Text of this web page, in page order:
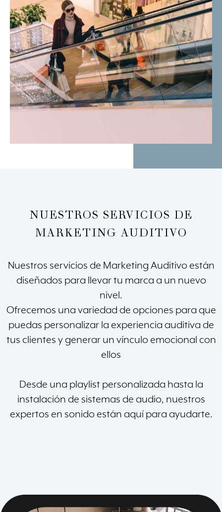
NUESTROS SERVICIOS DE
MARKETING AUDITIVO
Nuestros servicios de Marketing Auditivo están
diseñados para llevar tu marca a un nuevo
nivel.
Ofrecemos una variedad de opciones para que
puedas personalizar la experiencia auditiva de
tus clientes y generar un vínculo emocional con
ellos
Desde una playlist personalizada hasta la
instalación de sistemas de audio, nuestros
expertos en sonido están aquí para ayudarte.